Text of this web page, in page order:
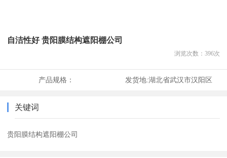
自洁性好 贵阳膜结构遮阳棚公司
浏览次数： 396次
产品规格： 发货地:湖北省武汉市汉阳区
关键词
贵阳膜结构遮阳棚公司